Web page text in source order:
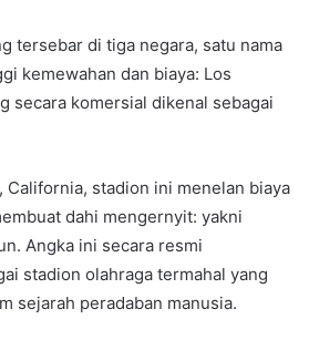
tersebar di tiga negara, satu nama
kemewahan dan biaya: Los
secara komersial dikenal sebagai
stadion ini menelan biaya
dahi mengernyit: yakni
Angka ini secara resmi
stadion olahraga termahal yang
sejarah peradaban manusia.